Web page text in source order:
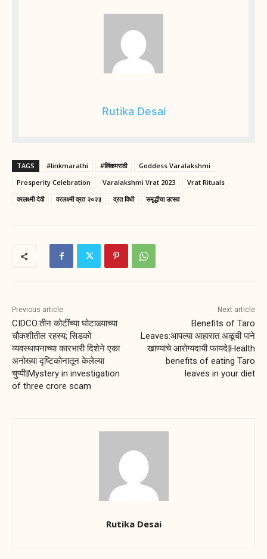
Rutika Desai
TAGS #linkmarathi #लिंकमराठी
Goddess Varalakshmi
Prosperity Celebration
Varalakshmi Vrat 2023
Vrat Rituals
वरलक्ष्मी देवी
वरलक्ष्मी व्रत २०२३ व्रत विधी समृद्धीचा उत्सव
Previous article
CIDCO:तीन कोटींच्या घोटाळ्याच्या
चौकशीतील रहस्य; सिडको
व्यवस्थापनाच्या कारभारी दिशेने एका
अनोख्या दृष्टिकोनातून केलेल्या
चुप्पी|Mystery in investigation
of three crore scam
Next article
Benefits of Taro
Leaves:आपल्या आहारात अळूची पाने
खाण्याचे आरोग्यदायी फायदे|Health
benefits of eating Taro
leaves in your diet
Rutika Desai